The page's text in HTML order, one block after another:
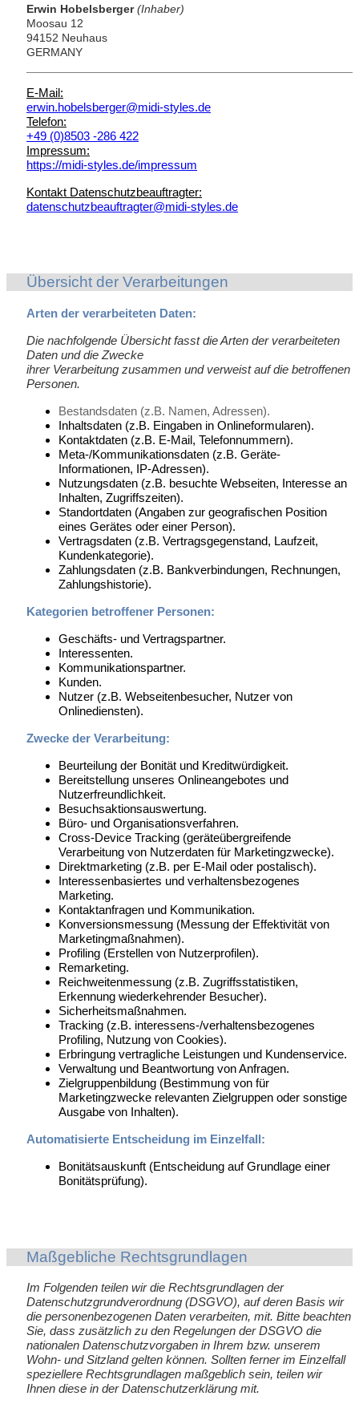
Erwin Hobelsberger(Inhaber)
Moosau 12
94152 Neuhaus
GERMANY
E-Mail:
erwin.hobelsberger@midi-styles.de
Telefon:
+49 (0)8503 -286 422
Impressum:
https://midi-styles.de/impressum
Kontakt Datenschutzbeauftragter:
datenschutzbeauftragter@midi-styles.de
Übersicht der Verarbeitungen
Arten der verarbeiteten Daten:
Die nachfolgende Übersicht fasst die Arten der verarbeiteten
Daten und die Zwecke
ihrer Verarbeitung zusammen und verweist auf die betroffenen
Personen.
Bestandsdaten (z.B. Namen, Adressen).
Inhaltsdaten (z.B. Eingaben in Onlineformularen).
Kontaktdaten (z.B. E-Mail, Telefonnummern).
Meta-/Kommunikationsdaten (z.B. Geräte-
Informationen, IP-Adressen).
Nutzungsdaten (z.B. besuchte Webseiten, Interesse an
Inhalten, Zugriffszeiten).
Standortdaten (Angaben zur geografischen Position
eines Gerätes oder einer Person).
Vertragsdaten (z.B. Vertragsgegenstand, Laufzeit,
Kundenkategorie).
Zahlungsdaten (z.B. Bankverbindungen, Rechnungen,
Zahlungshistorie).
Kategorien betroffener Personen:
Geschäfts- und Vertragspartner.
Interessenten.
Kommunikationspartner.
Kunden.
Nutzer (z.B. Webseitenbesucher, Nutzer von
Onlinediensten).
Zwecke der Verarbeitung:
Beurteilung der Bonität und Kreditwürdigkeit.
Bereitstellung unseres Onlineangebotes und
Nutzerfreundlichkeit.
Besuchsaktionsauswertung.
Büro- und Organisationsverfahren.
Cross-Device Tracking (geräteübergreifende
Verarbeitung von Nutzerdaten für Marketingzwecke).
Direktmarketing (z.B. per E-Mail oder postalisch).
Interessenbasiertes und verhaltensbezogenes
Marketing.
Kontaktanfragen und Kommunikation.
Konversionsmessung (Messung der Effektivität von
Marketingmaßnahmen).
Profiling (Erstellen von Nutzerprofilen).
Remarketing.
Reichweitenmessung (z.B. Zugriffsstatistiken,
Erkennung wiederkehrender Besucher).
Sicherheitsmaßnahmen.
Tracking (z.B. interessens-/verhaltensbezogenes
Profiling, Nutzung von Cookies).
Erbringung vertragliche Leistungen und Kundenservice.
Verwaltung und Beantwortung von Anfragen.
Zielgruppenbildung (Bestimmung von für
Marketingzwecke relevanten Zielgruppen oder sonstige
Ausgabe von Inhalten).
Automatisierte Entscheidung im Einzelfall:
Bonitätsauskunft (Entscheidung auf Grundlage einer
Bonitätsprüfung).
Maßgebliche Rechtsgrundlagen
Im Folgenden teilen wir die Rechtsgrundlagen der
Datenschutzgrundverordnung (DSGVO), auf deren Basis wir
die personenbezogenen Daten verarbeiten, mit. Bitte beachten
Sie, dass zusätzlich zu den Regelungen der DSGVO die
nationalen Datenschutzvorgaben in Ihrem bzw. unserem
Wohn- und Sitzland gelten können. Sollten ferner im Einzelfall
speziellere Rechtsgrundlagen maßgeblich sein, teilen wir
Ihnen diese in der Datenschutzerklärung mit.